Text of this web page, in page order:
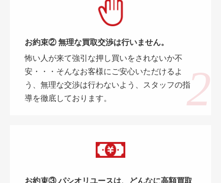
お約束② 無理な買取交渉は行いません。
怖い人が来て強引な押し買いをされないか不
安・・・そんなお客様にご安心いただけるよ
う、無理な交渉は行わないよう、スタッフの指
導を徹底しております。
お約束③ パシオリユースは、どんなに高額買取